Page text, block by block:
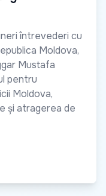
întrevederi cu
Moldova,
Mustafa
pentru
Moldova,
și atragerea de